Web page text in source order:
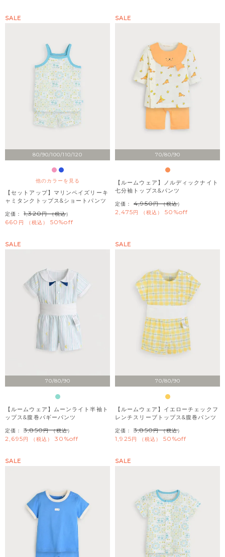
80/90/100/110/120
他のカラーを見る
SALE
【セットアップ】マリンペイズリーキ
ャミタンクトップス&ショートパンツ
定価： 1,320 （税込）
660 税込 50%off
70/80/90
SALE
【ルームウェア】ノルディックナイト
七分袖トップス&パンツ
定価： 4,950 （税込）
2,475 税込 50%off
70/80/90
SALE
【ルームウェア】ムーンライト半袖ト
ップス&腹巻バギーパンツ
定価： 3,850 （税込）
2,695 税込 30%off
70/80/90
SALE
【ルームウェア】イエローチェックフ
レンチスリーブトップス&腹巻パンツ
定価： 3,850 （税込）
1,925 税込 50%off
SALE SALE